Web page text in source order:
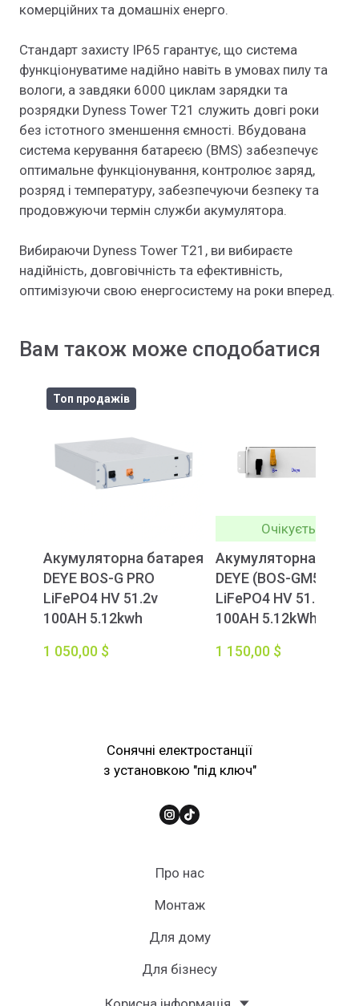
комерційних та домашніх енерго.
Стандарт захисту IP65 гарантує, що система
функціонуватиме надійно навіть в умовах пилу та
вологи, а завдяки 6000 циклам зарядки та
розрядки Dyness Tower T21 служить довгі роки
без істотного зменшення ємності. Вбудована
система керування батареєю (BMS) забезпечує
оптимальне функціонування, контролює заряд,
розряд і температуру, забезпечуючи безпеку та
продовжуючи термін служби акумулятора.
Вибираючи Dyness Tower T21, ви вибираєте
надійність, довговічність та ефективність,
оптимізуючи свою енергосистему на роки вперед.
Вам також може сподобатися
Топ продажів
Акумуляторна батарея
DEYE BOS-G PRO
LiFePO4 HV 51.2v
100AH 5.12kwh
1 050,00 $
Очікується
Акумуляторна
DEYE (BOS-GM5.1)
LiFePO4 HV 51.2v
100AH 5.12kWh
1 150,00 $
Сонячні електростанції
з установкою "під ключ"
Про нас
Монтаж
Для дому
Для бізнесу